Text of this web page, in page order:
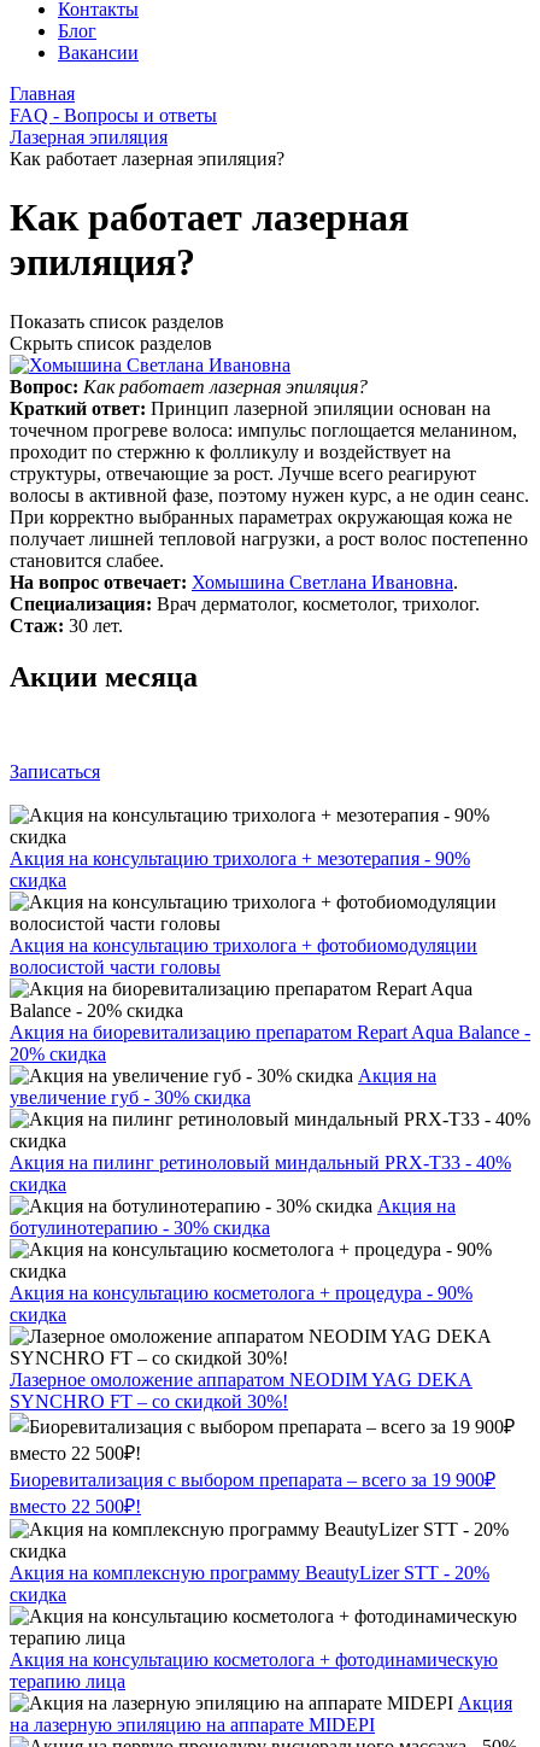
Контакты
Блог
Вакансии
Главная
FAQ - Вопросы и ответы
Лазерная эпиляция
Как работает лазерная эпиляция?
Как работает лазерная
эпиляция?
Показать список разделов
Скрыть список разделов
Вопрос: Как работает лазерная эпиляция?
Краткий ответ: Принцип лазерной эпиляции основан на
точечном прогреве волоса: импульс поглощается меланином,
проходит по стержню к фолликулу и воздействует на
структуры, отвечающие за рост. Лучше всего реагируют
волосы в активной фазе, поэтому нужен курс, а не один сеанс.
При корректно выбранных параметрах окружающая кожа не
получает лишней тепловой нагрузки, а рост волос постепенно
становится слабее.
На вопрос отвечает: Хомышина Светлана Ивановна.
Специализация: Врач дерматолог, косметолог, трихолог.
Стаж: 30 лет.
Акции месяца
Записаться
Акция на консультацию трихолога + мезотерапия - 90%
скидка
Акция на консультацию трихолога + фотобиомодуляции
волосистой части головы
Акция на биоревитализацию препаратом Repart Aqua Balance -
20% скидка
Акция на
увеличение губ - 30% скидка
Акция на пилинг ретиноловый миндальный PRX-T33 - 40%
скидка
Акция на
ботулинотерапию - 30% скидка
Акция на консультацию косметолога + процедура - 90%
скидка
Лазерное омоложение аппаратом NEODIM YAG DEKA
SYNCHRO FT – со скидкой 30%!
Биоревитализация с выбором препарата – всего за 19 900₽
вместо 22 500₽!
Акция на комплексную программу BeautyLizer STT - 20%
скидка
Акция на консультацию косметолога + фотодинамическую
терапию лица
Акция
на лазерную эпиляцию на аппарате MIDEPI